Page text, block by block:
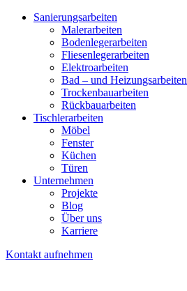
Sanierungsarbeiten
Malerarbeiten
Bodenlegerarbeiten
Fliesenlegerarbeiten
Elektroarbeiten
Bad – und Heizungsarbeiten
Trockenbauarbeiten
Rückbauarbeiten
Tischlerarbeiten
Möbel
Fenster
Küchen
Türen
Unternehmen
Projekte
Blog
Über uns
Karriere
Kontakt aufnehmen